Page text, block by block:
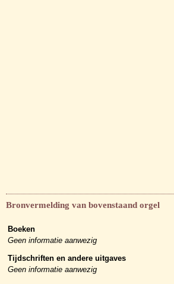
Bronvermelding van bovenstaand orgel
Boeken
Geen informatie aanwezig
Tijdschriften en andere uitgaves
Geen informatie aanwezig